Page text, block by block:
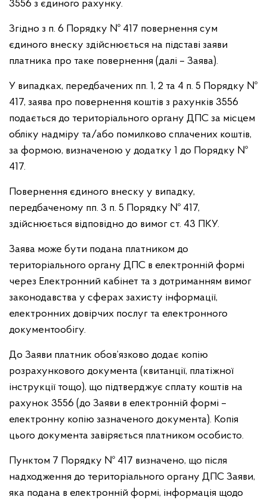
3556 з єдиного рахунку.
Згідно з п. 6 Порядку № 417 повернення сум
єдиного внеску здійснюється на підставі заяви
платника про таке повернення (далі – Заява).
У випадках, передбачених пп. 1, 2 та 4 п. 5 Порядку №
417, заява про повернення коштів з рахунків 3556
подається до територіального органу ДПС за місцем
обліку надміру та/або помилково сплачених коштів,
за формою, визначеною у додатку 1 до Порядку №
417.
Повернення єдиного внеску у випадку,
передбаченому пп. 3 п. 5 Порядку № 417,
здійснюється відповідно до вимог ст. 43 ПКУ.
Заява може бути подана платником до
територіального органу ДПС в електронній формі
через Електронний кабінет та з дотриманням вимог
законодавства у сферах захисту інформації,
електронних довірчих послуг та електронного
документообігу.
До Заяви платник обов’язково додає копію
розрахункового документа (квитанції, платіжної
інструкції тощо), що підтверджує сплату коштів на
рахунок 3556 (до Заяви в електронній формі –
електронну копію зазначеного документа). Копія
цього документа завіряється платником особисто.
Пунктом 7 Порядку № 417 визначено, що після
надходження до територіального органу ДПС Заяви,
яка подана в електронній формі, інформація щодо